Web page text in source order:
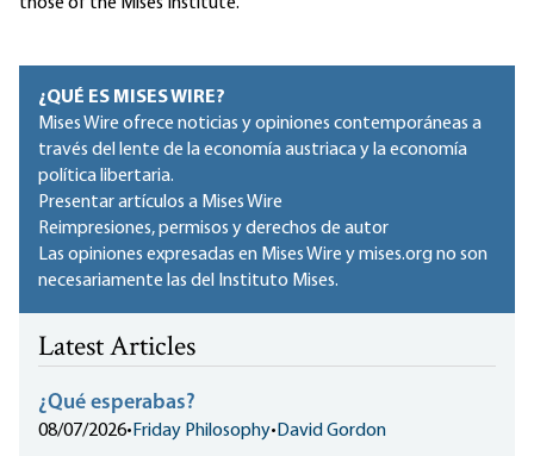
¿QUÉ ES MISES WIRE?
Mises Wire ofrece noticias y opiniones contemporáneas a
través del lente de la economía austriaca y la economía
política libertaria.
Presentar artículos a Mises Wire
Reimpresiones, permisos y derechos de autor
Las opiniones expresadas en Mises Wire y mises.org no son
necesariamente las del Instituto Mises.
Latest Articles
¿Qué esperabas?
08/07/2026• Friday Philosophy• David Gordon